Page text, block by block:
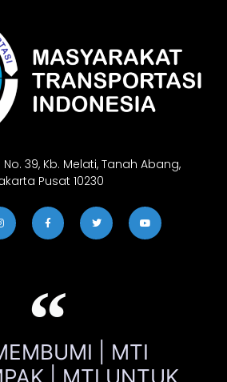
No. 39, Kb. Melati, Tanah Abang,
Pusat 10230
| MTI
| MTI UNTUK